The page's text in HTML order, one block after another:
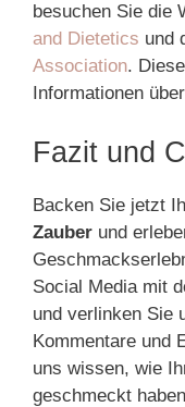
besuchen Sie die
and Dietetics und
Association.
Informationen
Fazit und
Backen Sie jetzt
Zauber und
Social Media mit
und verlinken Sie
Kommentare und
uns wissen, wie
geschmeckt